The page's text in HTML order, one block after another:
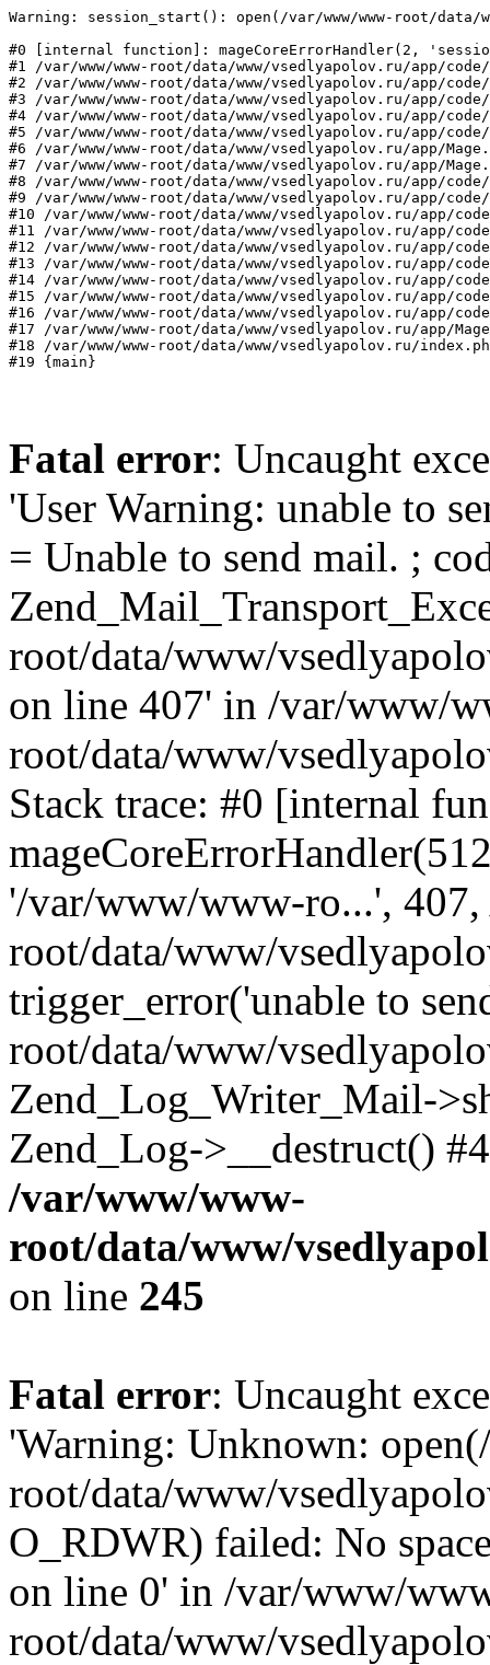
Warning: session_start(): open(/var/www/www-root/
#0 [internal function]: mageCoreErrorHandler(2,
#1 /var/www/www-root/data/www/vsedlyapolov.ru/app/
#2 /var/www/www-root/data/www/vsedlyapolov.ru/app/
#3 /var/www/www-root/data/www/vsedlyapolov.ru/app/
#4 /var/www/www-root/data/www/vsedlyapolov.ru/app/
#5 /var/www/www-root/data/www/vsedlyapolov.ru/app/
#6 /var/www/www-root/data/www/vsedlyapolov.ru/app/
#7 /var/www/www-root/data/www/vsedlyapolov.ru/app/
#8 /var/www/www-root/data/www/vsedlyapolov.ru/app/
#9 /var/www/www-root/data/www/vsedlyapolov.ru/app/
#10 /var/www/www-root/data/www/vsedlyapolov.ru/app/
#11 /var/www/www-root/data/www/vsedlyapolov.ru/app/
#12 /var/www/www-root/data/www/vsedlyapolov.ru/app/
#13 /var/www/www-root/data/www/vsedlyapolov.ru/app/
#14 /var/www/www-root/data/www/vsedlyapolov.ru/app/
#15 /var/www/www-root/data/www/vsedlyapolov.ru/app/
#16 /var/www/www-root/data/www/vsedlyapolov.ru/app/
#17 /var/www/www-root/data/www/vsedlyapolov.ru/app/
#18 /var/www/www-root/data/www/vsedlyapolov.ru/
#19 {main}
Fatal error: Uncaught
'User Warning: unable to
= Unable to send mail. ;
root/data/www/
on line 407' in /var/www/
root/data/www/
Stack trace: #0 [internal
'/var/www/www-ro...',
root/data/www/
trigger_error('unable to
root/data/www/
Zend_Log_Writer_Mail-
Zend_Log->__destruct()
/var/www/www-
root/data/www/
on line 245
Fatal error: Uncaught
'Warning: Unknown:
root/data/www/
O_RDWR) failed: No
on line 0' in /var/www/
root/data/www/